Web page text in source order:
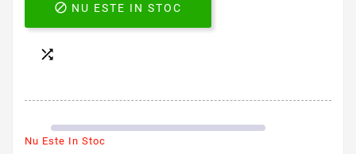
 NU ESTE IN STOC

Nu Este In Stoc